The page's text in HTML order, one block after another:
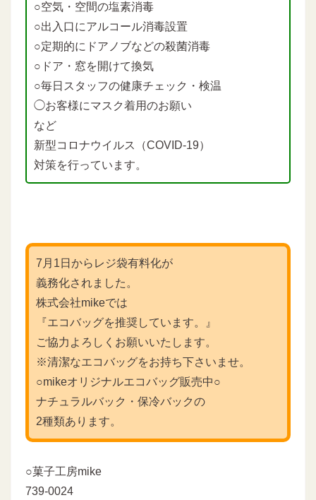
○空気・空間の塩素消毒
○出入口にアルコール消毒設置
○定期的にドアノブなどの殺菌消毒
○ドア・窓を開けて換気
○毎日スタッフの健康チェック・検温
◯お客様にマスク着用のお願い
など
新型コロナウイルス（COVID-19）
対策を行っています。
7月1日からレジ袋有料化が
義務化されました。
株式会社mikeでは
『エコバッグを推奨しています。』
ご協力よろしくお願いいたします。
※清潔なエコバッグをお持ち下さいませ。
○mikeオリジナルエコバッグ販売中○
ナチュラルバック・保冷バックの
2種類あります。
○菓子工房mike
739-0024